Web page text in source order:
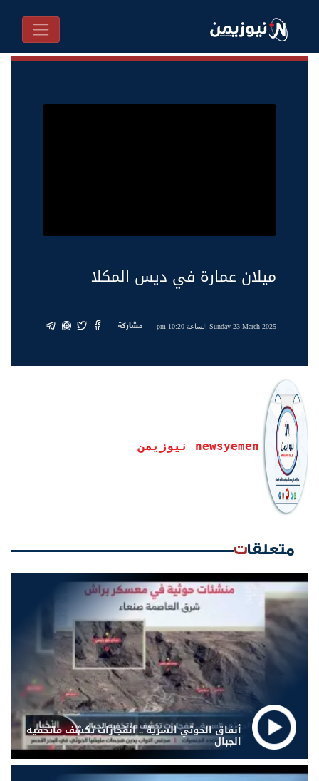
ميلان عمارة في ديس المكلا
Sunday 23 March 2025 الساعة 10:20 pm مشاركة
newsyemen نيوزيمن
متعلقات
أنفاق الحوثي السرية .. انفجارات تكشف ماتخفيه
الجبال